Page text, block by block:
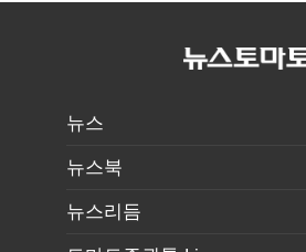
상한가
뉴스
뉴스북
뉴스리듬